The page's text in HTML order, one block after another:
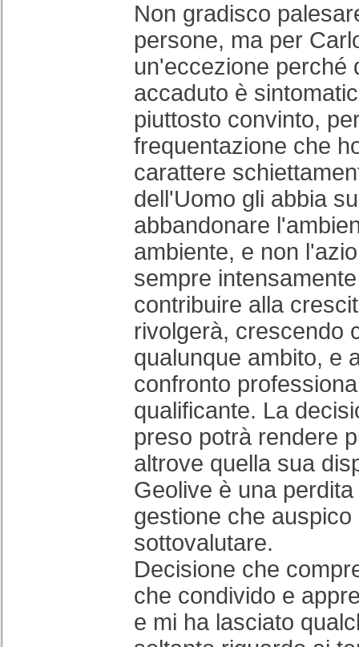
Non gradisco
persone, ma per
un'eccezione perché
accaduto è
piuttosto convinto,
frequentazione che
carattere
dell'Uomo gli abbia
abbandonare
ambiente, e non
sempre
contribuire alla
rivolgerà, crescendo
qualunque ambito, e
confronto
qualificante. La
preso potrà rendere
altrove quella sua
Geolive è una
gestione che
sottovalutare.
Decisione che
che condivido e
e mi ha lasciato